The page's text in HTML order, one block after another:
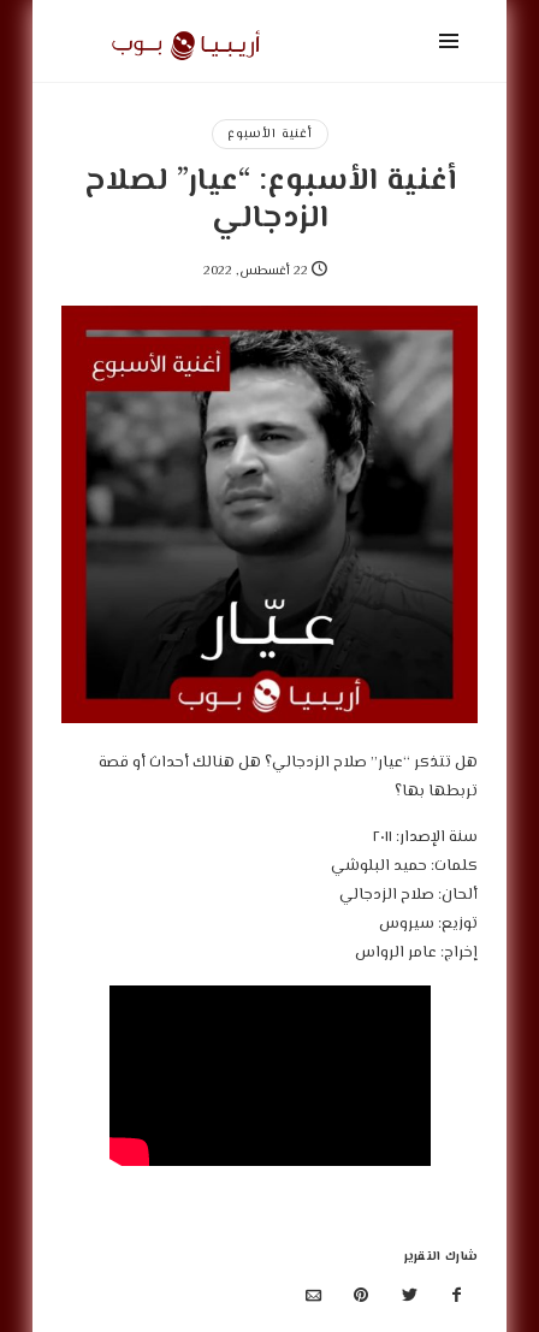
أريبيا
بوب
ArabiaPopأغنية الأسبوع
أغنية الأسبوع: “عيار” لصلاح
الزدجالي
22 أغسطس, 2022
‎هل تتذكر “عيار” صلاح الزدجالي؟ هل هنالك أحداث أو قصة
تربطها بها؟
شارك التقرير